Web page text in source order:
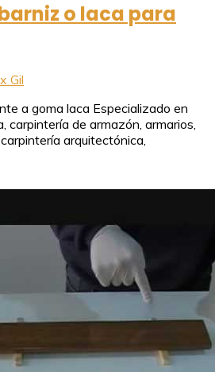
o laca para
Gil
a goma laca Especializado en
carpintería de armazón, armarios,
arquitectónica,